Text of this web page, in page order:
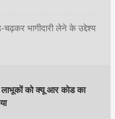
भागीदारी लेने के उद्देश्य
लाभूकों को क्यू आर कोड का